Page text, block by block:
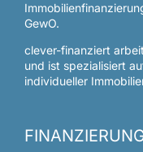
GewO.
clever-finanziert
und ist spezialisiert
individueller